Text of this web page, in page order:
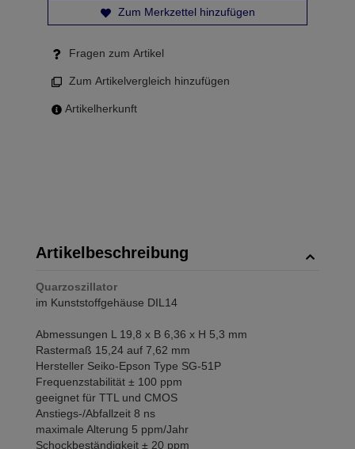
Zum Merkzettel hinzufügen
Fragen zum Artikel
Zum Artikelvergleich hinzufügen
Artikelherkunft
Artikelbeschreibung
Quarzoszillator
im Kunststoffgehäuse DIL14
Abmessungen L 19,8 x B 6,36 x H 5,3 mm
Rastermaß 15,24 auf 7,62 mm
Hersteller Seiko-Epson Type SG-51P
Frequenzstabilität ± 100 ppm
geeignet für TTL und CMOS
Anstiegs-/Abfallzeit 8 ns
maximale Alterung 5 ppm/Jahr
Schockbeständigkeit ± 20 ppm